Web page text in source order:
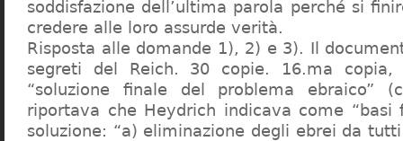
soddisfazione dell’ultima parola perché si
credere alle loro assurde verità.
Risposta alle domande 1), 2) e 3). Il
segreti del Reich. 30 copie. 16.ma copia,
“soluzione finale del problema ebraico”
riportava che Heydrich indicava come “basi
soluzione: “a) eliminazione degli ebrei da